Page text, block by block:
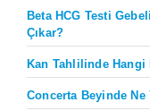
Beta HCG Testi
Çıkar?
Kan Tahlilinde
Concerta Beyinde Ne